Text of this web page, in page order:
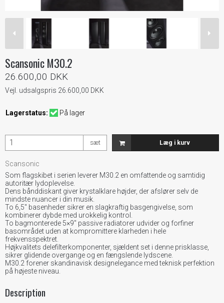
Scansonic M30.2
26.600,00 DKK
Vejl. udsalgspris 26.600,00 DKK
Lagerstatus: På lager
sæt Læg i kurv
Scansonic
Som flagskibet i serien leverer M30.2 en omfattende og samtidig
autoritær lydoplevelse.
Dens bånddiskant giver krystalklare højder, der afslører selv de
mindste nuancer i din musik.
To 6,5″ basenheder sikrer en slagkraftig basgengivelse, som
kombinerer dybde med urokkelig kontrol.
To bagmonterede 5×9″ passive radiatorer udvider og forfiner
basområdet uden at kompromittere klarheden i hele
frekvensspektret.
Højkvalitets delefilterkomponenter, sjældent set i denne prisklasse,
sikrer glidende overgange og en fængslende lydscene.
M30.2 forener skandinavisk designelegance med teknisk perfektion
på højeste niveau.
Description